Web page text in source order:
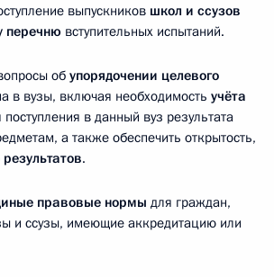
выпускников школ и ссузов
перечню вступительных испытаний.
об упорядочении целевого
в вузы, включая необходимость учёта
в данный вуз результата
а также обеспечить открытость,
.
правовые нормы для граждан,
и ссузы, имеющие аккредитацию или